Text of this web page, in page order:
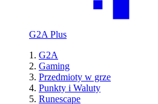
G2A Plus
G2A
Gaming
Przedmioty w grze
Punkty i Waluty
Runescape